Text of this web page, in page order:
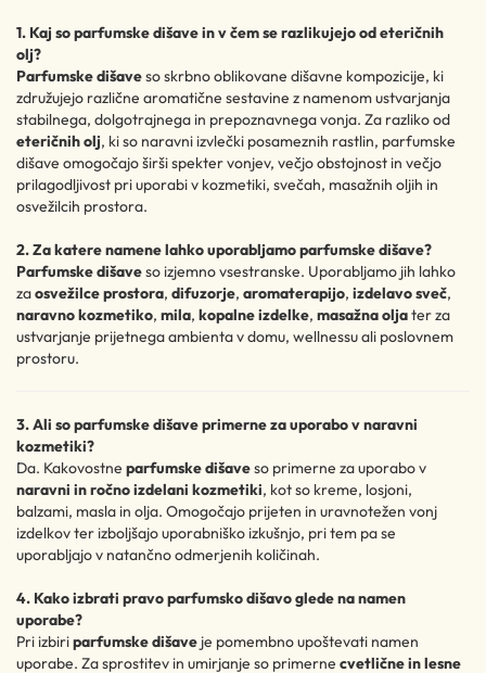
1. Kaj so parfumske dišave in v čem se razlikujejo od eteričnih
olj?
Parfumske dišaveso skrbno oblikovane dišavne kompozicije, ki
združujejo različne aromatične sestavine z namenom ustvarjanja
stabilnega, dolgotrajnega in prepoznavnega vonja. Za razliko od
eteričnih olj, ki so naravni izvlečki posameznih rastlin, parfumske
dišave omogočajo širši spekter vonjev, večjo obstojnost in večjo
prilagodljivost pri uporabi v kozmetiki, svečah, masažnih oljih in
osvežilcih prostora.
2. Za katere namene lahko uporabljamo parfumske dišave?
Parfumske dišaveso izjemno vsestranske. Uporabljamo jih lahko
zaosvežilce prostora, difuzorje, aromaterapijo, izdelavo sveč,
naravno kozmetiko, mila, kopalne izdelke, masažna oljater za
ustvarjanje prijetnega ambienta v domu, wellnessu ali poslovnem
prostoru.
3. Ali so parfumske dišave primerne za uporabo v naravni
kozmetiki?
Da. Kakovostne parfumske dišaveso primerne za uporabo v
naravni in ročno izdelani kozmetiki, kot so kreme, losjoni,
balzami, masla in olja. Omogočajo prijeten in uravnotežen vonj
izdelkov ter izboljšajo uporabniško izkušnjo, pri tem pa se
uporabljajo v natančno odmerjenih količinah.
4. Kako izbrati pravo parfumsko dišavo glede na namen
uporabe?
Pri izbiriparfumske dišave je pomembno upoštevati namen
uporabe. Za sprostitev in umirjanje so primerne cvetlične in lesne